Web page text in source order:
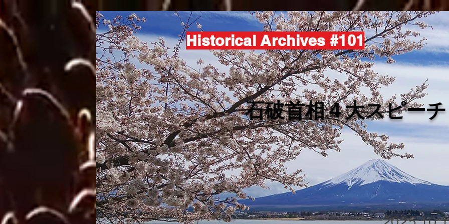
Historical Archives #101
​石破首相４大スピーチ